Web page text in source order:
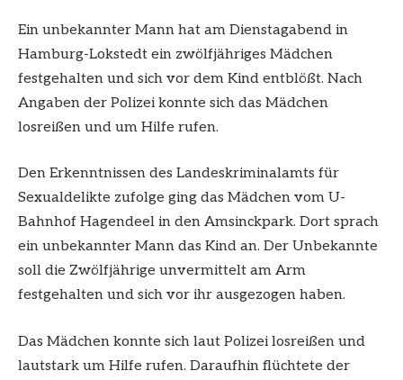
Ein unbekannter Mann hat am Dienstagabend in
Hamburg-Lokstedt ein zwölfjähriges Mädchen
festgehalten und sich vor dem Kind entblößt. Nach
Angaben der Polizei konnte sich das Mädchen
losreißen und um Hilfe rufen.
Den Erkenntnissen des Landeskriminalamts für
Sexualdelikte zufolge ging das Mädchen vom U-
Bahnhof Hagendeel in den Amsinckpark. Dort sprach
ein unbekannter Mann das Kind an. Der Unbekannte
soll die Zwölfjährige unvermittelt am Arm
festgehalten und sich vor ihr ausgezogen haben.
Das Mädchen konnte sich laut Polizei losreißen und
lautstark um Hilfe rufen. Daraufhin flüchtete der